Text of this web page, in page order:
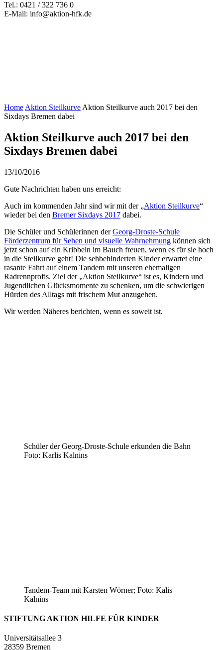
Tel.: 0421 / 322 736 0
E-Mail: info@aktion-hfk.de
Home Aktion Steilkurve Aktion Steilkurve auch 2017 bei den
Sixdays Bremen dabei
Aktion Steilkurve auch 2017 bei den
Sixdays Bremen dabei
13/10/2016
Gute Nachrichten haben uns erreicht:
Auch im kommenden Jahr sind wir mit der „Aktion Steilkurve“
wieder bei den Bremer Sixdays 2017 dabei.
Die Schüler und Schülerinnen derGeorg-Droste-Schule
Förderzentrum für Sehen und visuelle Wahrnehmung können sich
jetzt schon auf ein Kribbeln im Bauch freuen, wenn es für sie hoch
in die Steilkurve geht! Die sehbehinderten Kinder erwartet eine
rasante Fahrt auf einem Tandem mit unseren ehemaligen
Radrennprofis. Ziel der „Aktion Steilkurve“ ist es, Kindern und
Jugendlichen Glücksmomente zu schenken, um die schwierigen
Hürden des Alltags mit frischem Mut anzugehen.
Wir werden Näheres berichten, wenn es soweit ist.
Schüler der Georg-Droste-Schule erkunden die Bahn
Foto: Karlis Kalnins
Tandem-Team mit Karsten Wörner; Foto: Kalis
Kalnins
STIFTUNG AKTION HILFE FÜR KINDER
Universitätsallee 3
28359 Bremen